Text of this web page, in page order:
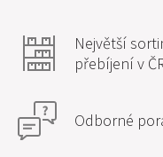
Největší
přebíjení v
Odborné